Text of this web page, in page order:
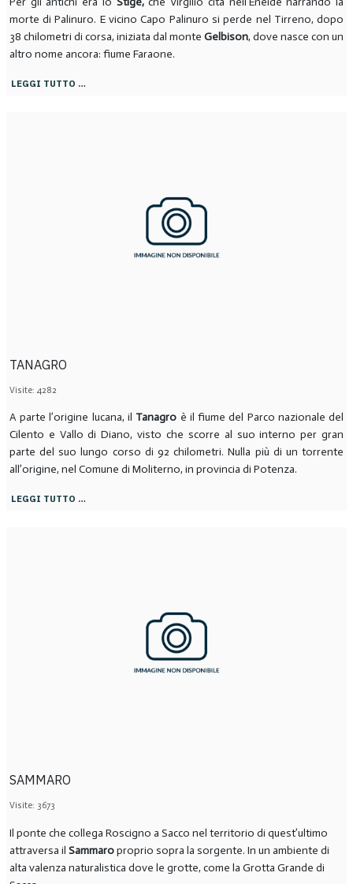
morte di Palinuro. E vicino Capo Palinuro si perde nel Tirreno, dopo
38 chilometri di corsa, iniziata dal monteGelbison, dove nasce con un
altro nome ancora: fiume Faraone.
LEGGI TUTTO …
TANAGRO
Visite: 4282
A parte l’origine lucana, il Tanagro è il fiume del Parco nazionale del
Cilento e Vallo di Diano, visto che scorre al suo interno per gran
parte del suo lungo corso di 92 chilometri. Nulla più di un torrente
all’origine, nel Comune di Moliterno, in provincia di Potenza.
LEGGI TUTTO …
SAMMARO
Visite: 3673
Il ponte che collega Roscigno a Sacco nel territorio di quest’ultimo
attraversa il Sammaroproprio sopra la sorgente. In un ambiente di
alta valenza naturalistica dove le grotte, come la Grotta Grande di